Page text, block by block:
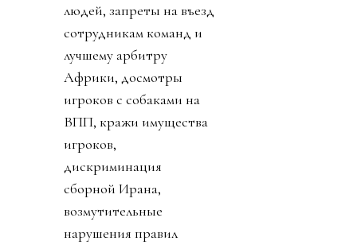
людей, запреты на въезд
сотрудникам команд и
лучшему арбитру
Африки, досмотры
игроков с собаками на
ВПП, кражи имущества
игроков,
дискриминация
сборной Ирана,
возмутительные
нарушения правил